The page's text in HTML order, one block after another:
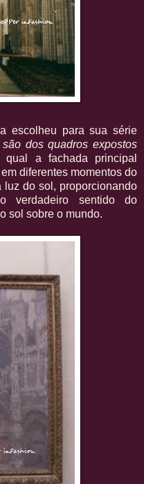
escolheu para sua série
dos quadros expostos
a fachada principal
diferentes momentos do
do sol, proporcionando
verdadeiro sentido do
sol sobre o mundo.